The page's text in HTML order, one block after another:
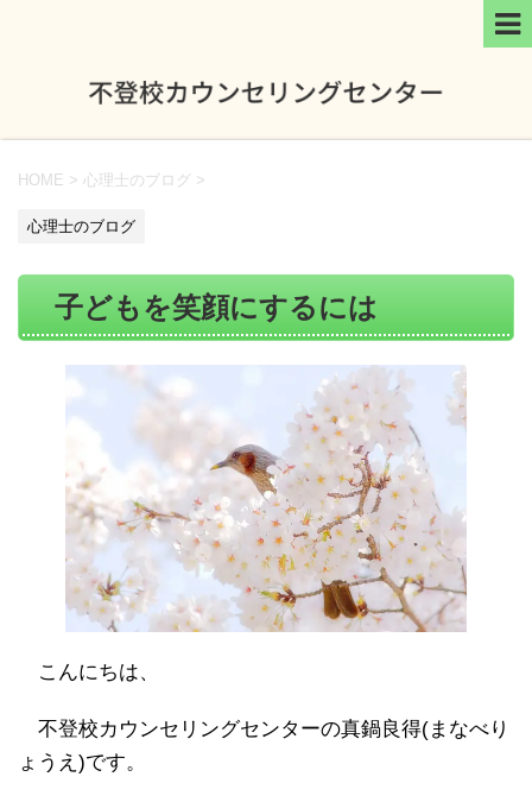
HOME > 心理士のブログ >
心理士のブログ
子どもを笑顔にするには
こんにちは、
不登校カウンセリングセンターの真鍋良得(まなべり
ょうえ)です。